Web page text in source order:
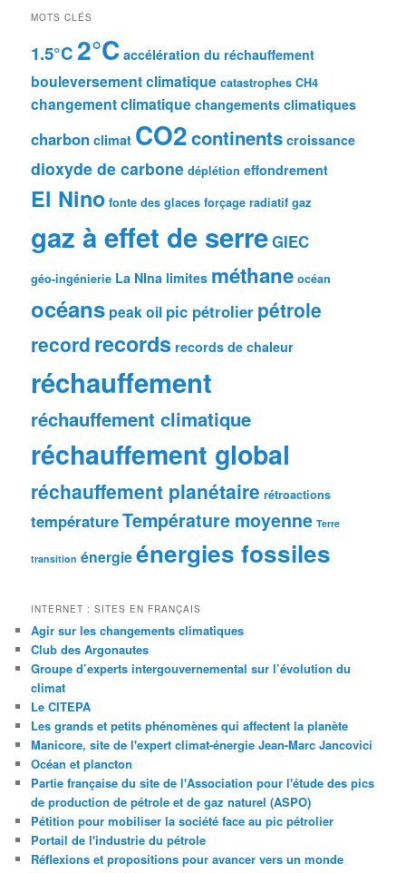
MOTS CLÉS
1.5°C2°C accélération du réchauffement
bouleversement climatique catastrophes CH4
changement climatique changements climatiques
charbon climat CO2continents croissance
dioxyde de carbone déplétion effondrement
El Nino fonte des glaces forçage radiatif gaz
gaz à effet de serreGIEC
géo-ingénierie La NIna limites méthane océan
océans peak oil pic pétrolier pétrole
record records records de chaleur
réchauffement
réchauffement climatique
réchauffement global
réchauffement planétaire rétroactions
températureTempérature moyenne Terre
transition énergieénergies fossiles
INTERNET : SITES EN FRANÇAIS
Agir sur les changements climatiques
Club des Argonautes
Groupe d’experts intergouvernemental sur l’évolution du
climat
Le CITEPA
Les grands et petits phénomènes qui affectent la planète
Manicore, site de l'expert climat-énergie Jean-Marc Jancovici
Océan et plancton
Partie française du site de l'Association pour l'étude des pics
de production de pétrole et de gaz naturel (ASPO)
Pétition pour mobiliser la société face au pic pétrolier
Portail de l'industrie du pétrole
Réflexions et propositions pour avancer vers un monde